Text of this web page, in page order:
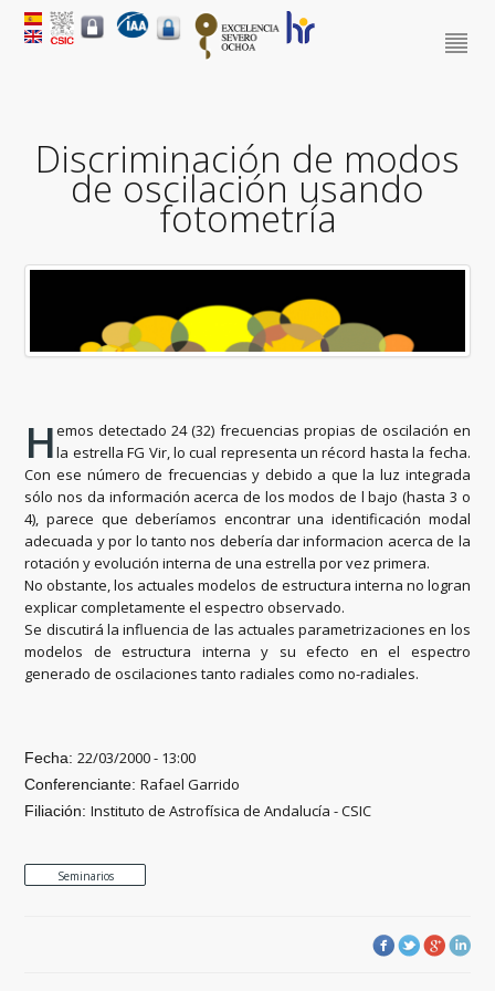
Discriminación de modos
de oscilación usando
fotometría
Hemos detectado 24 (32) frecuencias propias de oscilación en
la estrella FG Vir, lo cual representa un récord hasta la fecha.
Con ese número de frecuencias y debido a que la luz integrada
sólo nos da información acerca de los modos de l bajo (hasta 3 o
4), parece que deberíamos encontrar una identificación modal
adecuada y por lo tanto nos debería dar informacion acerca de la
rotación y evolución interna de una estrella por vez primera.
No obstante, los actuales modelos de estructura interna no logran
explicar completamente el espectro observado.
Se discutirá la influencia de las actuales parametrizaciones en los
modelos de estructura interna y su efecto en el espectro
generado de oscilaciones tanto radiales como no-radiales.
Fecha:22/03/2000 - 13:00
Conferenciante:Rafael Garrido
Filiación:Instituto de Astrofísica de Andalucía - CSIC
Seminarios